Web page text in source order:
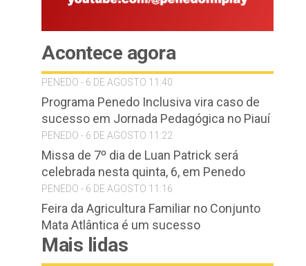
Acontece agora
PENEDO - 6 DE AGOSTO 11:40
Programa Penedo Inclusiva vira caso de
sucesso em Jornada Pedagógica no Piauí
PENEDO - 6 DE AGOSTO 11:22
Missa de 7º dia de Luan Patrick será
celebrada nesta quinta, 6, em Penedo
PENEDO - 6 DE AGOSTO 11:16
Feira da Agricultura Familiar no Conjunto
Mata Atlântica é um sucesso
Mais lidas